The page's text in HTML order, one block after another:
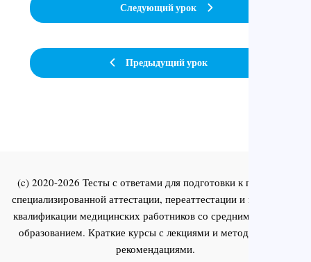
Предыдущий урок
Следующий урок
(c) 2020-2026 Тесты с ответами для подготовки к первичной
специализированной аттестации, переаттестации и повышения
квалификации медицинских работников со средним и высшим
образованием. Краткие курсы с лекциями и методическими
рекомендациями.